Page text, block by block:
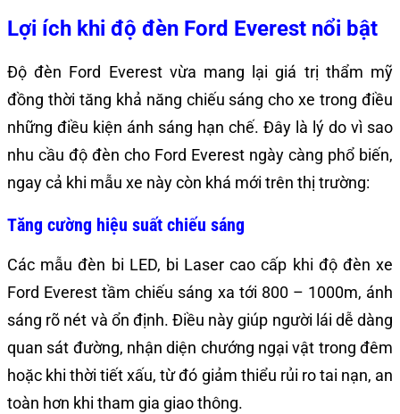
Lợi ích khi độ đèn Ford Everest nổi bật
Độ đèn Ford Everest vừa mang lại giá trị thẩm mỹ
đồng thời tăng khả năng chiếu sáng cho xe trong điều
những điều kiện ánh sáng hạn chế. Đây là lý do vì sao
nhu cầu độ đèn cho Ford Everest ngày càng phổ biến,
ngay cả khi mẫu xe này còn khá mới trên thị trường:
Tăng cường hiệu suất chiếu sáng
Các mẫu đèn bi LED, bi Laser cao cấp khi độ đèn xe
Ford Everest tầm chiếu sáng xa tới 800 – 1000m, ánh
sáng rõ nét và ổn định. Điều này giúp người lái dễ dàng
quan sát đường, nhận diện chướng ngại vật trong đêm
hoặc khi thời tiết xấu, từ đó giảm thiểu rủi ro tai nạn, an
toàn hơn khi tham gia giao thông.